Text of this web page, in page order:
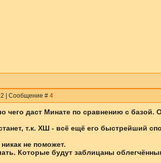
| Сообщение # 4
чего даст Минате по сравнению с базой.
т.к. ХШ - всё ещё его быстрейший
не поможет.
Которые будут заблицаны